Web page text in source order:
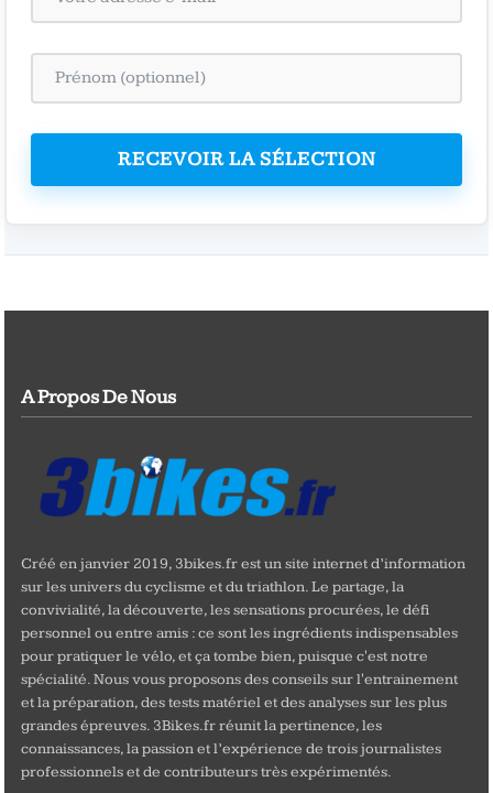
RECEVOIR LA SÉLECTION
A Propos De Nous
Créé en janvier 2019, 3bikes.fr est un site internet d’information
sur les univers du cyclisme et du triathlon. Le partage, la
convivialité, la découverte, les sensations procurées, le défi
personnel ou entre amis : ce sont les ingrédients indispensables
pour pratiquer le vélo, et ça tombe bien, puisque c'est notre
spécialité. Nous vous proposons des conseils sur l'entrainement
et la préparation, des tests matériel et des analyses sur les plus
grandes épreuves. 3Bikes.fr réunit la pertinence, les
connaissances, la passion et l’expérience de trois journalistes
professionnels et de contributeurs très expérimentés.